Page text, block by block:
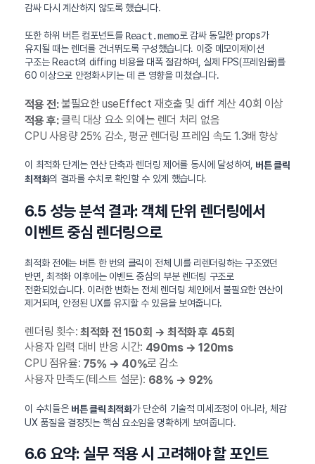
감싸 다시 계산하지 않도록 했습니다.
또한 하위 버튼 컴포넌트를 React.memo로 감싸 동일한 props가
유지될 때는 렌더를 건너뛰도록 구성했습니다. 이중 메모이제이션
구조는 React의 diffing 비용을 대폭 절감하며, 실제 FPS(프레임율)를
60 이상으로 안정화시키는 데 큰 영향을 미쳤습니다.
적용 전:불필요한 useEffect 재호출 및 diff 계산 40회 이상
적용 후:클릭 대상 요소 외에는 렌더 처리 없음
CPU 사용량 25% 감소, 평균 렌더링 프레임 속도 1.3배 향상
이 최적화 단계는 연산 단축과 렌더링 제어를 동시에 달성하여, 버튼 클릭
최적화의 결과를 수치로 확인할 수 있게 했습니다.
6.5 성능 분석 결과: 객체 단위 렌더링에서
이벤트 중심 렌더링으로
최적화 전에는 버튼 한 번의 클릭이 전체 UI를 리렌더링하는 구조였던
반면, 최적화 이후에는 이벤트 중심의 부분 렌더링 구조로
전환되었습니다. 이러한 변화는 전체 렌더링 체인에서 불필요한 연산이
제거되며, 안정된 UX를 유지할 수 있음을 보여줍니다.
렌더링 횟수:최적화 전 150회 → 최적화 후 45회
사용자 입력 대비 반응 시간: 490ms → 120ms
CPU 점유율: 75% → 40%로 감소
사용자 만족도(테스트 설문): 68% → 92%
이 수치들은 버튼 클릭 최적화가 단순히 기술적 미세조정이 아니라, 체감
UX 품질을 결정짓는 핵심 요소임을 명확하게 보여줍니다.
6.6 요약: 실무 적용 시 고려해야 할 포인트